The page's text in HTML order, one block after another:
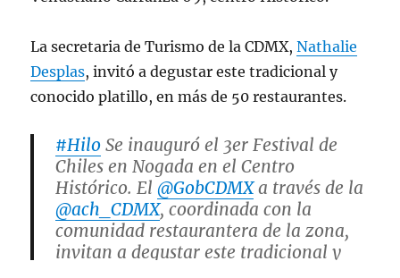
La secretaria de Turismo de la CDMX,Nathalie
Desplas, invitó a degustar este tradicional y
conocido platillo, en más de 50 restaurantes.
#Hilo Se inauguró el 3er Festival de
Chiles en Nogada en el Centro
Histórico. El@GobCDMXa través de la
@ach_CDMX, coordinada con la
comunidad restaurantera de la zona,
invitan a degustar este tradicional y